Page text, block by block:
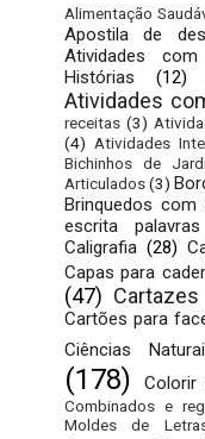
Alimentação
Apostila de
Atividades
Histórias
(12)
Atividades
receitas (3)
(4) Atividades
Bichinhos de
Articulados (3)
Brinquedos com
escrita
Caligrafia (28)
Capas para
(47)
Cartões para
Ciências
(178)
Colorir
Combinados e
Moldes de